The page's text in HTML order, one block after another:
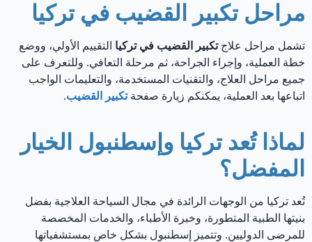
مراحل تكبير القضيب في تركيا
تشمل مراحل علاجتكبير القضيب في تركيا التقييم الأولي، ووضع
خطة العملية، وإجراء الجراحة، ثم مرحلة التعافي. وللتعرف على
جميع مراحل العلاج، والتقنيات المستخدمة، والتعليمات الواجب
اتباعها بعد العملية، يمكنكم زيارة صفحةتكبير القضيب.
لماذا تُعد تركيا وإسطنبول الخيار
المفضل؟
تُعد تركيا من الوجهات الرائدة في مجال السياحة العلاجية بفضل
بنيتها الطبية المتطورة، وخبرة الأطباء، والخدمات المخصصة
للمرضى الدوليين. وتتميز إسطنبول بشكل خاص بمستشفياتها